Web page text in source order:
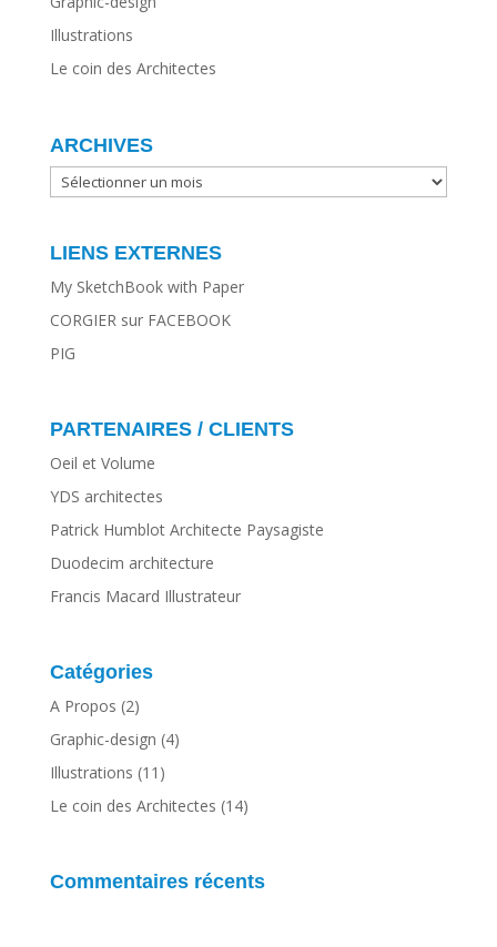
Illustrations
Le coin des Architectes
ARCHIVES
ARCHIVES
LIENS EXTERNES
My SketchBook with Paper
CORGIER sur FACEBOOK
PIG
PARTENAIRES / CLIENTS
Oeil et Volume
YDS architectes
Patrick Humblot Architecte Paysagiste
Duodecim architecture
Francis Macard Illustrateur
Catégories
A Propos (2)
Graphic-design (4)
Illustrations (11)
Le coin des Architectes (14)
Commentaires récents